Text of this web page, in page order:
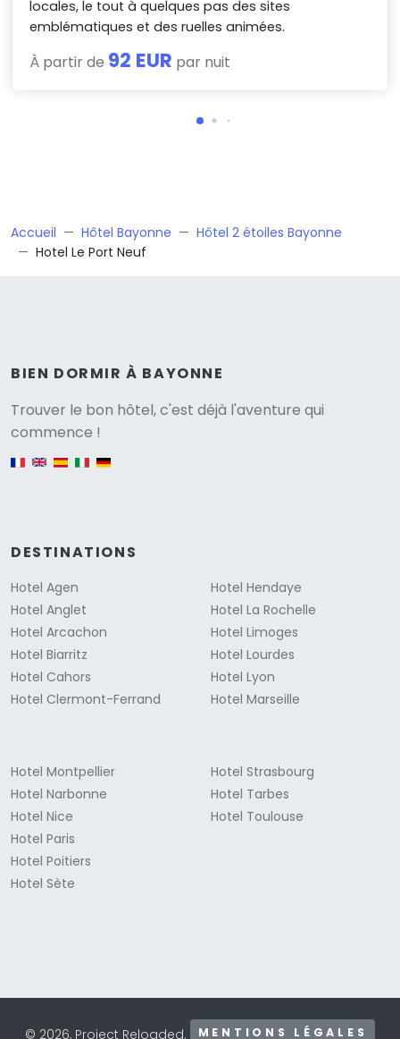
locales, le tout à quelques pas des sites
emblématiques et des ruelles animées.
À partir de 92 EUR par nuit
Accueil Hôtel Bayonne
Hôtel 2 étoiles Bayonne
Hotel Le Port Neuf
BIEN DORMIR À BAYONNE
Trouver le bon hôtel, c'est déjà l'aventure qui
commence !
English version
DESTINATIONS
Hotel Agen
Hotel Anglet
Hotel Arcachon
Hotel Biarritz
Hotel Cahors
Hotel Clermont-Ferrand
Hotel Hendaye
Hotel La Rochelle
Hotel Limoges
Hotel Lourdes
Hotel Lyon
Hotel Marseille
Hotel Montpellier
Hotel Narbonne
Hotel Nice
Hotel Paris
Hotel Poitiers
Hotel Sète
Hotel Strasbourg
Hotel Tarbes
Hotel Toulouse
© 2026, Project Reloaded. MENTIONS LÉGALES